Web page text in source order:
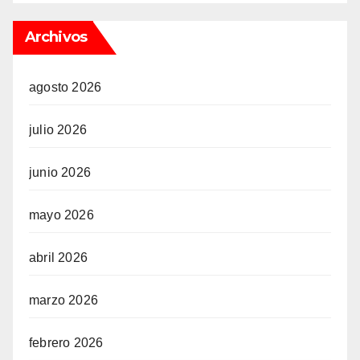
Archivos
agosto 2026
julio 2026
junio 2026
mayo 2026
abril 2026
marzo 2026
febrero 2026